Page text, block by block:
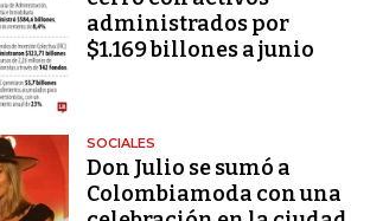
administrados por
$1.169 billones a junio
SOCIALES
Don Julio se sumó a
Colombiamoda con una